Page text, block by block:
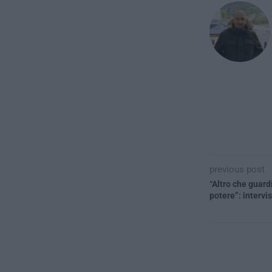
previous post
“Altro che
potere”: